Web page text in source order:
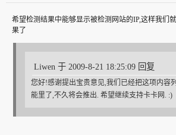
希望检测结果中能够显示被检测网站的IP,这样我们
果了
Liwen 于 2009-8-21 18:25:09 回复
您好!感谢提出宝贵意见,我们已经把这项内容
能里了,不久将会推出. 希望继续支持卡卡网. :)